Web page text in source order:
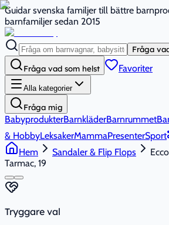
Guidar svenska familjer till bättre
barnfamiljer sedan 2015
Fråga
Fråga vad som helst Favoriter
Alla kategorier
Fråga mig
BabyprodukterBarnkläderBarnrummet
& HobbyLeksakerMammaPresenterSport
Hem
Sandaler & Flip Flops
Tarmac, 19
Tryggare val